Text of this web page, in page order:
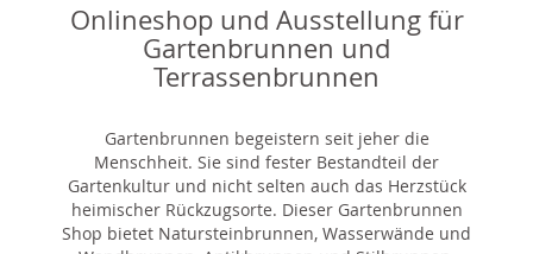
Onlineshop und Ausstellung für
Gartenbrunnen und
Terrassenbrunnen
Gartenbrunnen begeistern seit jeher die
Menschheit. Sie sind fester Bestandteil der
Gartenkultur und nicht selten auch das Herzstück
heimischer Rückzugsorte. Dieser Gartenbrunnen
Shop bietet Natursteinbrunnen, Wasserwände und